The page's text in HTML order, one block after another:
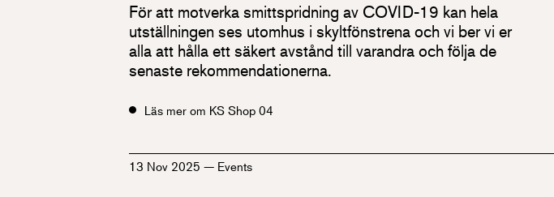
För att motverka smittspridning av COVID-19 kan hela
utställningen ses utomhus i skyltfönstrena och vi ber vi er
alla att hålla ett säkert avstånd till varandra och följa de
senaste rekommendationerna.
Läs mer om KS Shop 04
13 Nov 2025— Events